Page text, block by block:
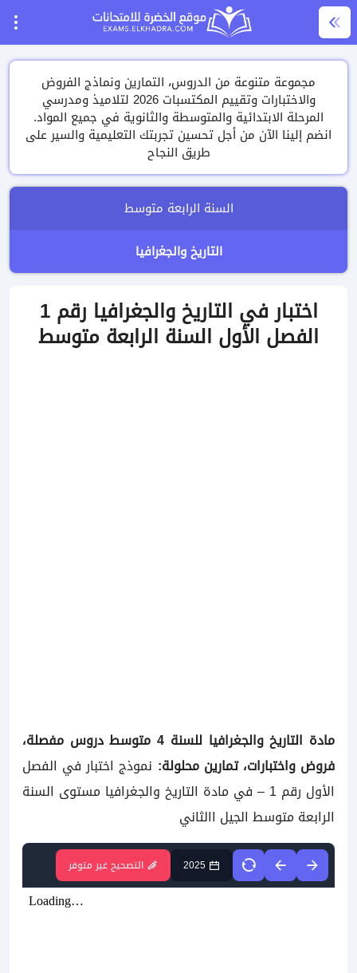
مجموعة متنوعة من الدروس، التمارين ونماذج الفروض
والاختبارات وتقييم المكتسبات 2026 لتلاميذ ومدرسي
المرحلة الابتدائية والمتوسطة والثانوية في جميع المواد.
انضم إلينا الآن من أجل تحسين تجربتك التعليمية والسير على
طريق النجاح
السنة الرابعة متوسط
التاريخ والجغرافيا
اختبار في التاريخ والجغرافيا رقم 1
الفصل الأول السنة الرابعة متوسط
مادة التاريخ والجغرافيا للسنة 4 متوسط دروس مفصلة،
فروض واختبارات، تمارين محلولة: نموذج اختبار في الفصل
الأول رقم 1 – في مادة التاريخ والجغرافيا مستوى السنة
الرابعة متوسط الجيل االثاني
2025 التصحيح غير متوفر